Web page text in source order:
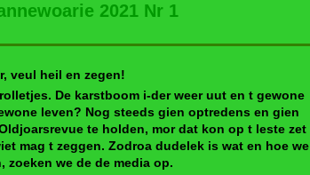
2021 Nr 1
veul heil en zegen!
De karstboom i-der weer uut en t gewone
leven? Nog steeds gien optredens en gien
te holden, mor dat kon op t leste zet
mag t zeggen. Zodroa dudelek is wat en hoe we
zoeken we de de media op.